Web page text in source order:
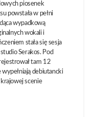
piosenek
powstała w pełni
wypadkową
wokali i
stała się sesja
Serakos. Pod
tam 12
debiutancki
scenie